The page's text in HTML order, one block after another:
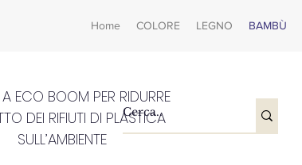
Home COLORE LEGNO BAMBÙ
A ECO BOOM PER RIDURRE
DEI RIFIUTI DI PLASTICA
SULL’AMBIENTE